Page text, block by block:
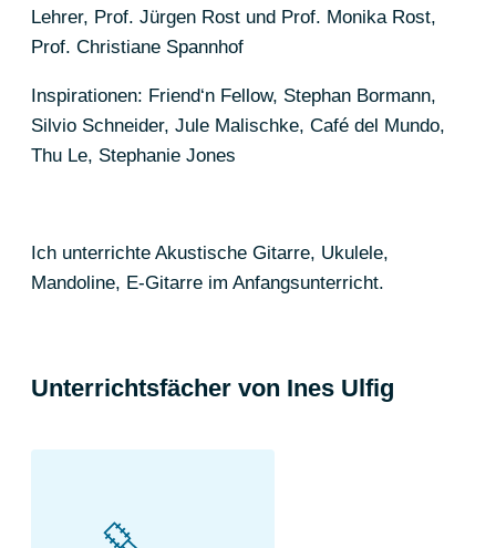
Lehrer, Prof. Jürgen Rost und Prof. Monika Rost,
Prof. Christiane Spannhof
Inspirationen: Friend‘n Fellow, Stephan Bormann,
Silvio Schneider, Jule Malischke, Café del Mundo,
Thu Le, Stephanie Jones
Ich unterrichte Akustische Gitarre, Ukulele,
Mandoline, E-Gitarre im Anfangsunterricht.
Unterrichtsfächer von Ines Ulfig